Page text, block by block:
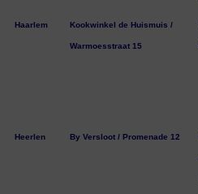
Haarlem Kookwinkel de Huismuis /
Warmoesstraat 15
Heerlen By Versloot / Promenade 12